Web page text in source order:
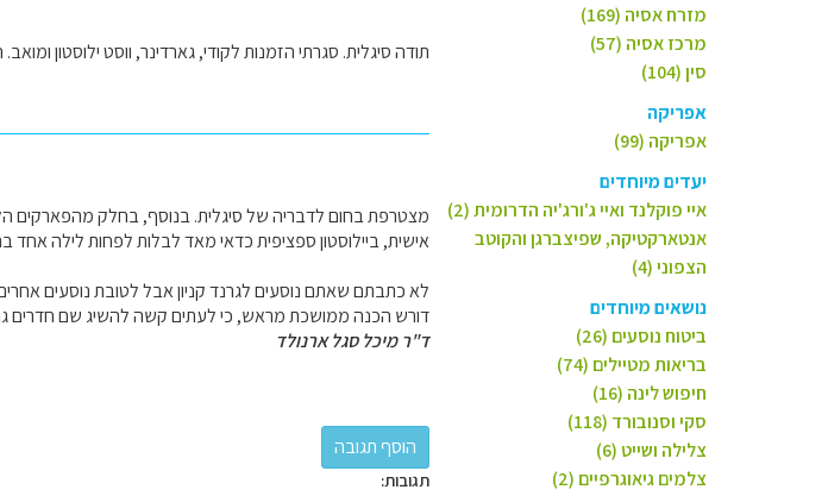
מזרח אסיה (169)
מרכז אסיה (57)
סין (104)
אפריקה
אפריקה (99)
יעדים מיוחדים
איי פוקלנד ואיי ג'ורג'יה הדרומית (2)
אנטארקטיקה, שפיצברגן והקוטב
הצפוני (4)
נושאים מיוחדים
ביטוח נוסעים (26)
בריאות מטיילים (74)
חיפוש לינה (16)
סקי וסנובורד (118)
צלילה ושייט (6)
צלמים גיאוגרפיים (2)
תודה סיגלית. סגרתי הזמנות לקודי, גארדינר, ווסט ילוסטון
מצטרפת בחום לדבריה של סיגלית. בנוסף, בחלק מהפארקים
אישית, ביילוסטון ספציפית כדאי מאד לבלות לפחות לילה
לא כתבתם שאתם נוסעים לגרנד קניון אבל לטובת נוסעים
דורש הכנה ממושכת מראש, כי לעתים קשה להשיג שם חדרים
ד"ר מיכל סגל ארנולד
תגובות: